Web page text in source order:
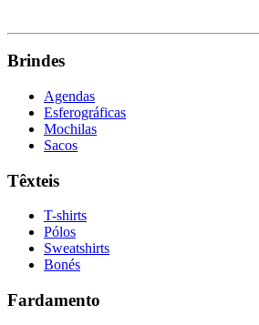
Brindes
Agendas
Esferográficas
Mochilas
Sacos
Têxteis
T-shirts
Pólos
Sweatshirts
Bonés
Fardamento